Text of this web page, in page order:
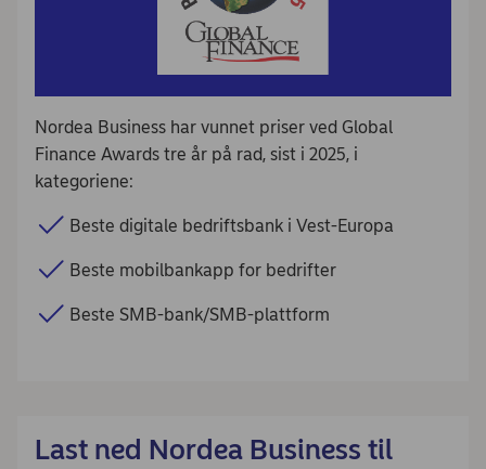
Nordea Business har vunnet priser ved Global
Finance Awards tre år på rad, sist i 2025, i
kategoriene:
Beste digitale bedriftsbank i Vest-Europa
Beste mobilbankapp for bedrifter
Beste SMB-bank/SMB-plattform
Last ned Nordea Business til